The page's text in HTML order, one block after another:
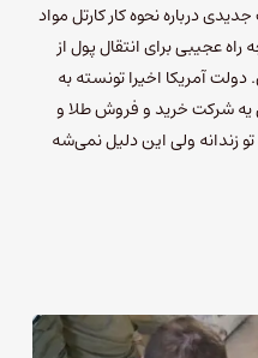
درباره نحوه کار کارتل مواد
راه عجیبی برای انتقال پول از
آمریکا اخیرا تونسته به
یه شرکت خرید و فروش طلا و
زندانه ولی این دلیل نمی‌شه